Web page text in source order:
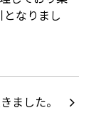
なりまし